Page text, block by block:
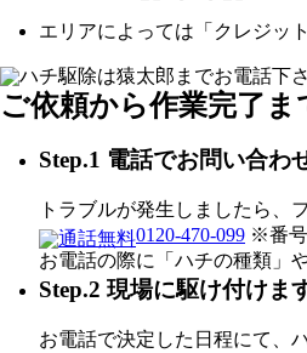
エリアによっては「クレジッ
ご依頼から作業完了ま
Step.1 電話でお問い合わ
トラブルが発生しましたら、
0120-470-099 ※番号
お電話の際に「ハチの種類」
Step.2 現場に駆け付けま
お電話で決定した日程にて、